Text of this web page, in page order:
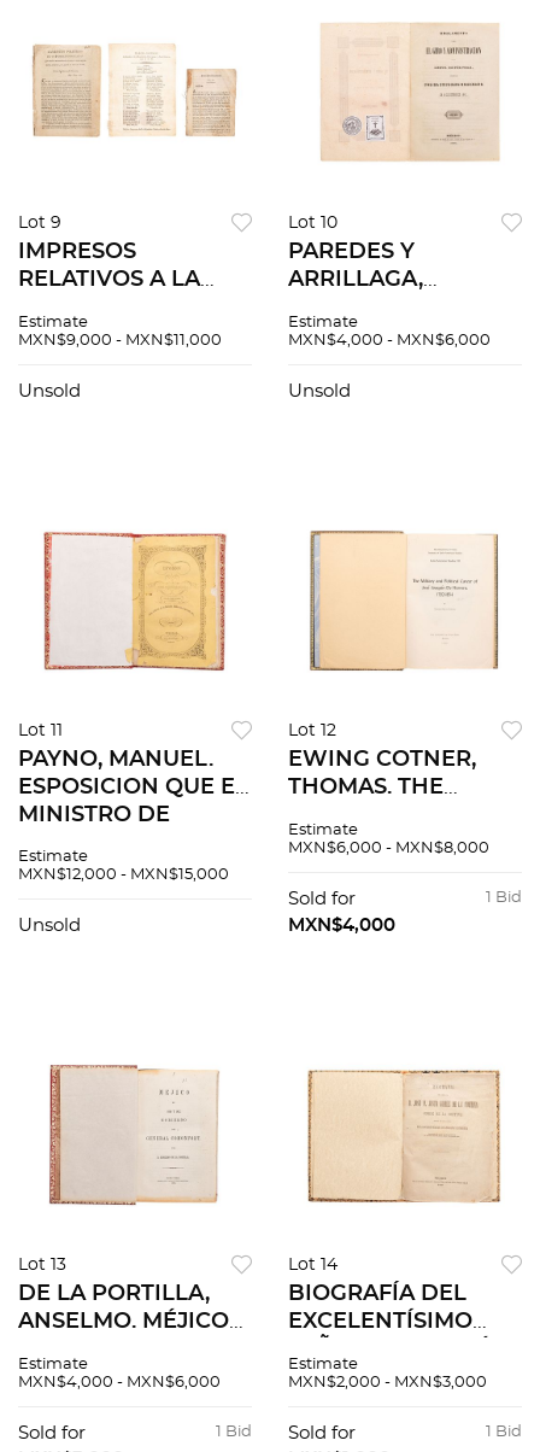
Lot 9
IMPRESOS
RELATIVOS A LA
MÉXICO.
LAMENTOS
Estimate
MXN$9,000 - MXN$11,000
Unsold
Lot 10
PAREDES Y
ARRILLAGA,
REGLAMENTO PARA
ADMINISTRACIÓN
Estimate
MXN$4,000 - MXN$6,000
Unsold
Lot 11
PAYNO, MANUEL.
ESPOSICION QUE EL
MINISTRO DE
LAS CÁMARAS
DE LA HACIENDA
Estimate
MXN$12,000 - MXN$15,000
Unsold
Lot 12
EWING COTNER,
THOMAS. THE
POLITICAL CAREER
DE HERRERA 1792 -
1854. AUSTIN, TEXAS,
Estimate
MXN$6,000 - MXN$8,000
1 Bid
Sold for
MXN$4,000
Lot 13
DE LA PORTILLA,
ANSELMO. MÉJICO
GOBIERNO DEL
COMONFORT.
Estimate
MXN$4,000 - MXN$6,000
1 Bid
Sold for
Lot 14
BIOGRAFÍA DEL
EXCELENTÍSIMO
JUSTO GÓMEZ DE
CONDE DE LA
Estimate
MXN$2,000 - MXN$3,000
1 Bid
Sold for